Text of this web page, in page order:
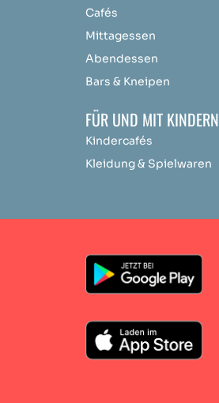
Cafés
Mittagessen
Abendessen
Bars & Kneipen
FÜR UND MIT KINDERN
Kindercafés
Kleidung & Spielwaren